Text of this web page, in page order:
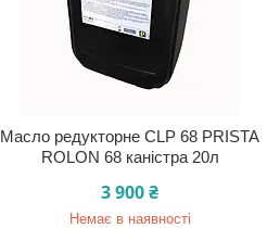
Масло редукторне CLP 68 PRISTA
ROLON 68 каністра 20л
3 900 ₴
Немає в наявності